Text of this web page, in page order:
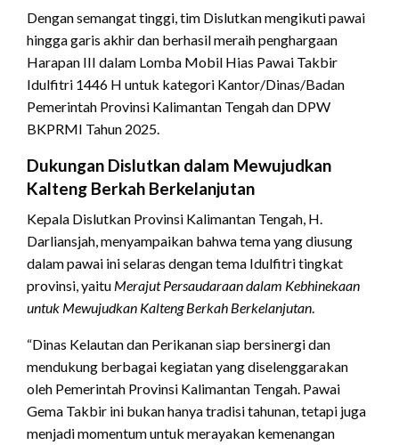
Dengan semangat tinggi, tim Dislutkan mengikuti pawai
hingga garis akhir dan berhasil meraih penghargaan
Harapan III dalam Lomba Mobil Hias Pawai Takbir
Idulfitri 1446 H untuk kategori Kantor/Dinas/Badan
Pemerintah Provinsi Kalimantan Tengah dan DPW
BKPRMI Tahun 2025.
Dukungan Dislutkan dalam Mewujudkan
Kalteng Berkah Berkelanjutan
Kepala Dislutkan Provinsi Kalimantan Tengah, H.
Darliansjah, menyampaikan bahwa tema yang diusung
dalam pawai ini selaras dengan tema Idulfitri tingkat
provinsi, yaitu Merajut Persaudaraan dalam Kebhinekaan
untuk Mewujudkan Kalteng Berkah Berkelanjutan.
“Dinas Kelautan dan Perikanan siap bersinergi dan
mendukung berbagai kegiatan yang diselenggarakan
oleh Pemerintah Provinsi Kalimantan Tengah. Pawai
Gema Takbir ini bukan hanya tradisi tahunan, tetapi juga
menjadi momentum untuk merayakan kemenangan